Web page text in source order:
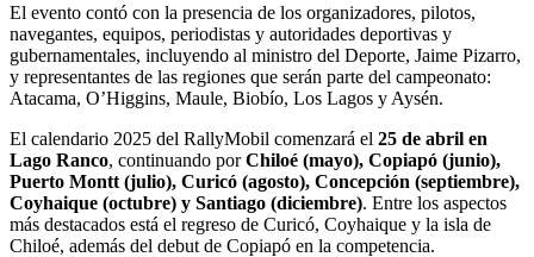
El evento contó con la presencia de los organizadores, pilotos,
navegantes, equipos, periodistas y autoridades deportivas y
gubernamentales, incluyendo al ministro del Deporte, Jaime Pizarro,
y representantes de las regiones que serán parte del campeonato:
Atacama, O’Higgins, Maule, Biobío, Los Lagos y Aysén.
El calendario 2025 del RallyMobil comenzará el 25 de abril en
Lago Ranco, continuando porChiloé (mayo), Copiapó (junio),
Puerto Montt (julio), Curicó (agosto), Concepción (septiembre),
Coyhaique (octubre) y Santiago (diciembre). Entre los aspectos
más destacados está el regreso de Curicó, Coyhaique y la isla de
Chiloé, además del debut de Copiapó en la competencia.